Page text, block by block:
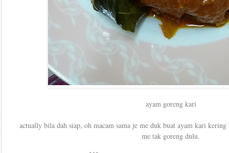
ayam goreng kari
actually bila dah siap, oh macam sama je me duk buat ayam kari
me tak goreng dulu.